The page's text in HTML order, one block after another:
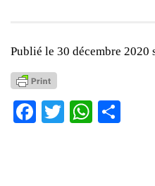
Publié le 30 décembre 2020
Facebook
Twitter